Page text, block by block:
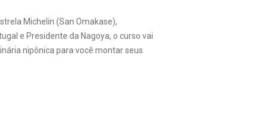
Michelin (San Omakase),
e Presidente da Nagoya, o curso vai
nipônica para você montar seus